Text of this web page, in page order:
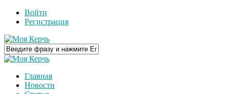
Войти
Регистрация
Главная
Новости